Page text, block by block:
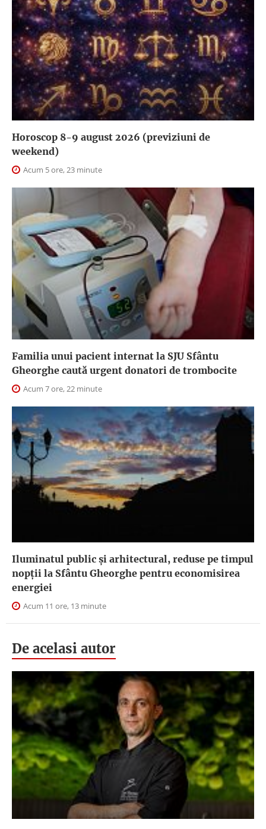
Horoscop 8-9 august 2026 (previziuni de
weekend)
Acum 5 ore, 23 minute
Familia unui pacient internat la SJU Sfântu
Gheorghe caută urgent donatori de trombocite
Acum 7 ore, 22 minute
Iluminatul public şi arhitectural, reduse pe timpul
nopţii la Sfântu Gheorghe pentru economisirea
energiei
Acum 11 ore, 13 minute
De acelasi autor